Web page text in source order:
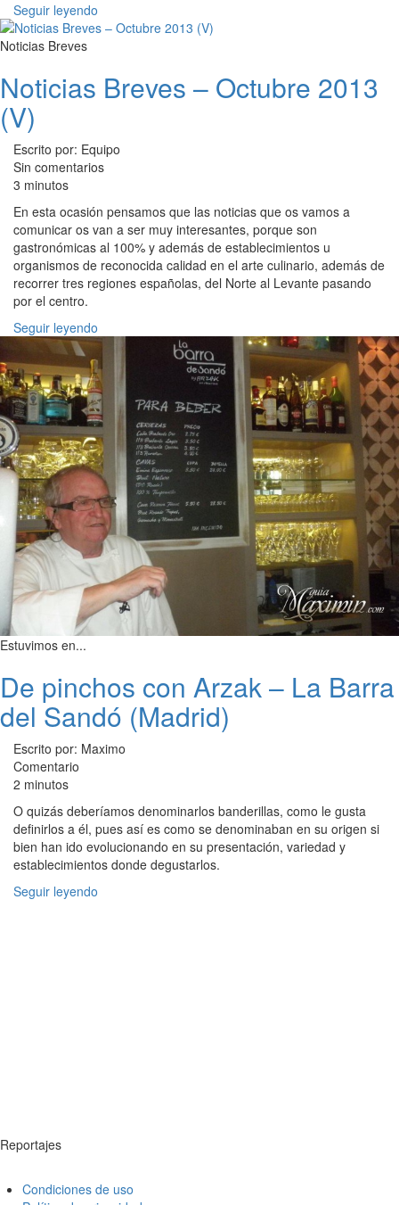
Seguir leyendo
Noticias Breves
Noticias Breves – Octubre 2013
(V)
Escrito por: Equipo
Sin comentarios
3 minutos
En esta ocasión pensamos que las noticias que os vamos a
comunicar os van a ser muy interesantes, porque son
gastronómicas al 100% y además de establecimientos u
organismos de reconocida calidad en el arte culinario, además de
recorrer tres regiones españolas, del Norte al Levante pasando
por el centro.
Seguir leyendo
Estuvimos en...
De pinchos con Arzak – La Barra
del Sandó (Madrid)
Escrito por: Maximo
Comentario
2 minutos
O quizás deberíamos denominarlos banderillas, como le gusta
definirlos a él, pues así es como se denominaban en su origen si
bien han ido evolucionando en su presentación, variedad y
establecimientos donde degustarlos.
Seguir leyendo
Reportajes
Condiciones de uso